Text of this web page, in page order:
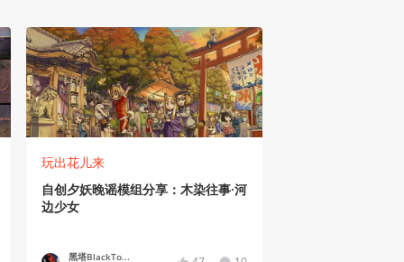
玩出花儿来
自创夕妖晚谣模组分享：木染往事·河
边少女
黑塔BlackTo...